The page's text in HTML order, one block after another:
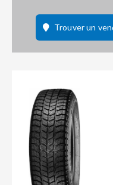
Trouver un